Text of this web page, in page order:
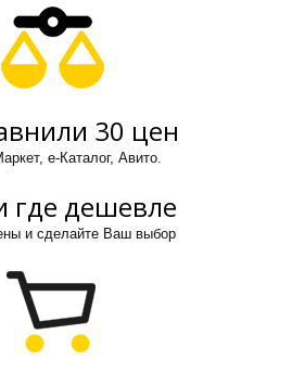
30 цен
е-Каталог, Авито.
где дешевле
и сделайте Ваш выбор